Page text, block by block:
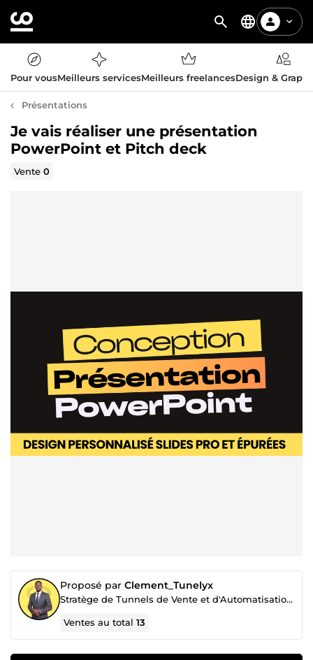
Pour vousMeilleurs servicesMeilleurs freelancesDesign &
Présentations
Je vais réaliser une présentation
PowerPoint et Pitch deck
Vente0
Proposé par Clement_Tunelyx
Stratège de Tunnels de Vente et d'Automatisation par IA
Ventes au total13